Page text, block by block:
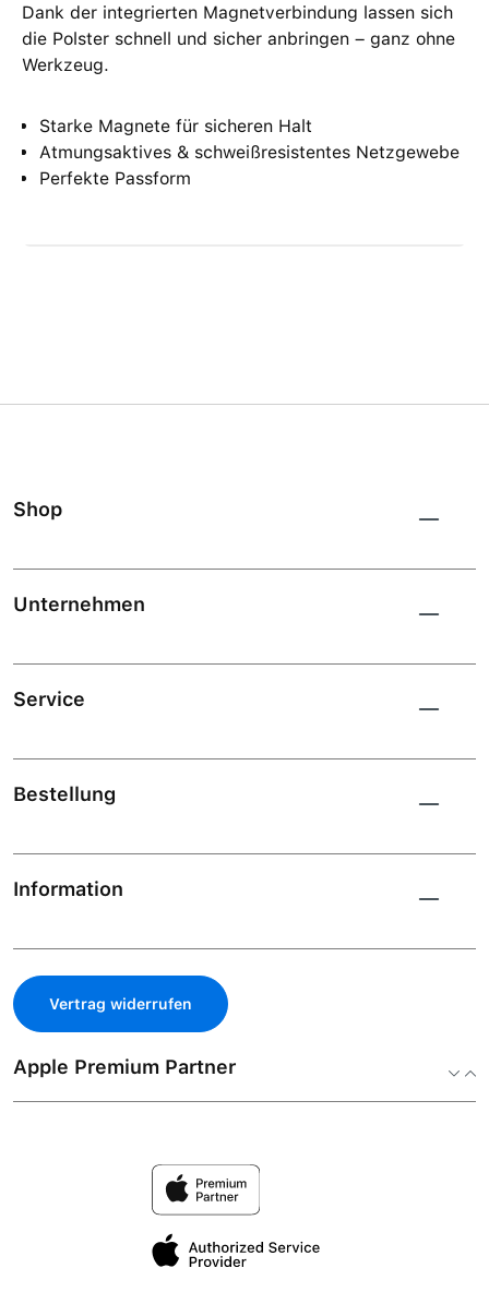
Dank der integrierten Magnetverbindung lassen sich
die Polster schnell und sicher anbringen – ganz ohne
Werkzeug.
Starke Magnete für sicheren Halt
Atmungsaktives & schweißresistentes Netzgewebe
Perfekte Passform
Shop
Unternehmen
Service
Bestellung
Information
Vertrag widerrufen
Apple Premium Partner